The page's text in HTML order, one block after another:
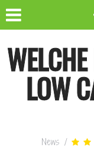
LOW
News /